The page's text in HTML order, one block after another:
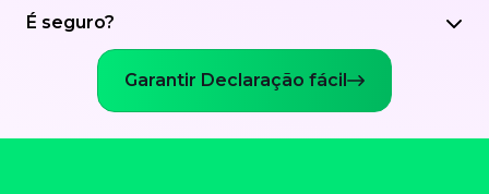
É seguro?
Garantir Declaração fácil